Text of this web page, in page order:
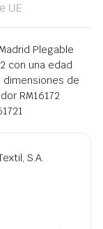
UE
Plegable
con una edad
dimensiones de
RM16172
S.A.